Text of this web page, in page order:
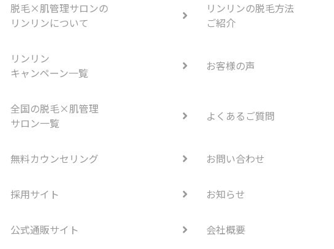
脱毛×肌管理サロンの
リンリンについて
リンリンの脱毛方法
ご紹介
リンリン
キャンペーン一覧
お客様の声
全国の脱毛×肌管理
サロン一覧
よくあるご質問
無料カウンセリング お問い合わせ
採用サイト お知らせ
公式通販サイト 会社概要